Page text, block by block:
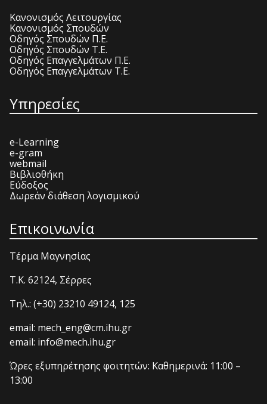
Κανονισμός Λειτουργίας
Κανονισμός Σπουδών
Οδηγός Σπουδών Π.Ε.
Οδηγός Σπουδών Τ.Ε.
Οδηγός Επαγγελμάτων Π.Ε.
Οδηγός Επαγγελμάτων Τ.Ε.
Υπηρεσίες
e-Learning
e-gram
webmail
Βιβλιοθήκη
Εύδοξος
Δωρεάν διάθεση λογισμικού
Επικοινωνία
Τέρμα Μαγνησίας
T.K. 62124, Σέρρες
Τηλ.: (+30) 23210 49124, 125
email: mech_eng@cm.ihu.gr
email: info@mech.ihu.gr
Ώρες εξυπηρέτησης φοιτητών: Καθημερινά: 11:00 –
13:00